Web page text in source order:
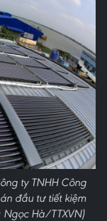
ty TNHH Công
đầu tư tiết kiệm
Ngọc Hà/TTXVN)